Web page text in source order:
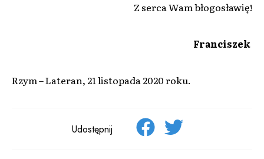
Z serca Wam błogosławię!
Franciszek
Rzym – Lateran, 21 listopada 2020 roku.
Udostępnij